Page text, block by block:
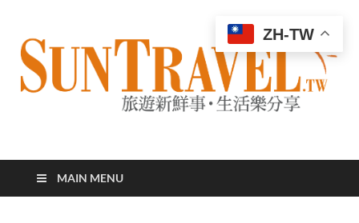
太陽網
MAIN MENU
ZH-TW